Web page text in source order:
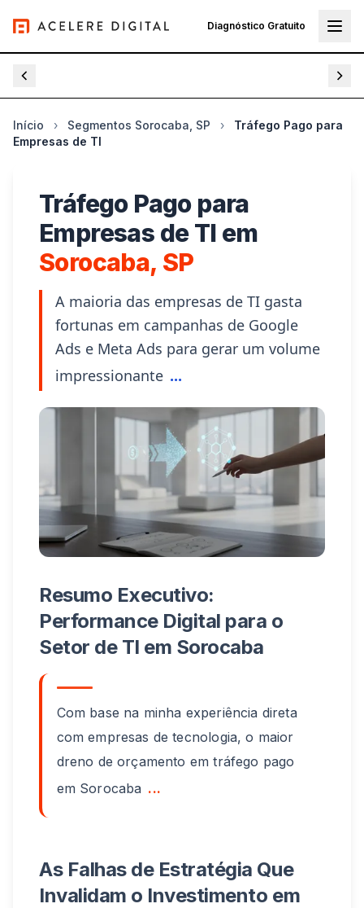
Diagnóstico Gratuito
Pago
Início › Segmentos Sorocaba, SP ›
Tráfego Pago para
Empresas de TI
Tráfego Pago para
Empresas de TI em
Sorocaba, SP
A maioria das empresas de TI gasta
fortunas em campanhas de Google
Ads e Meta Ads para gerar um volume
impressionante ...
Resumo Executivo:
Performance Digital para o
Setor de TI em Sorocaba
Com base na minha experiência direta
com empresas de tecnologia, o maior
dreno de orçamento em tráfego pago
em Sorocaba ...
As Falhas de Estratégia Que
Invalidam o Investimento em